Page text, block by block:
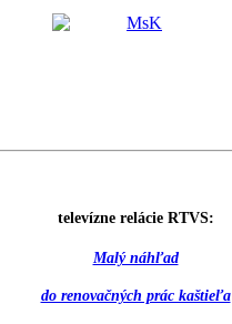
televízne relácie RTVS:
Malý náhľad
do renovačných prác kaštieľa